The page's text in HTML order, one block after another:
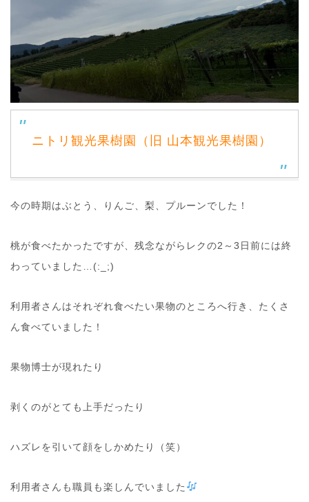
ニトリ観光果樹園（旧 山本観光果樹園）
今の時期はぶとう、りんご、梨、プルーンでした！
桃が食べたかったですが、残念ながらレクの2～3日前には終
わっていました…(:_;)
利用者さんはそれぞれ食べたい果物のところへ行き、たくさ
ん食べていました！
果物博士が現れたり
剥くのがとても上手だったり
ハズレを引いて顔をしかめたり（笑）
利用者さんも職員も楽しんでいました